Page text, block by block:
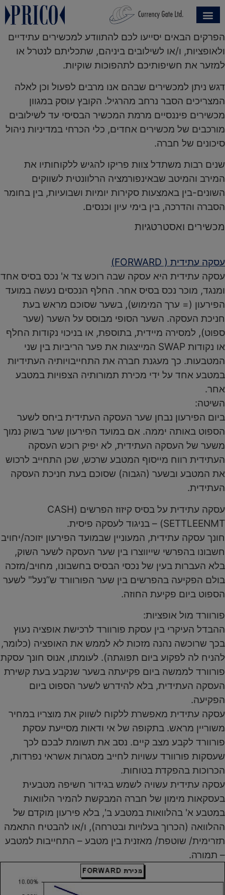
הפרקים הבאים יסייעו לכם להתוודע למכשירים עתידיים
ולאופציות, ו/או לשילובים ביניהם, שתכליתם לנטרל או
למזער את חשיפותיכם לתהפוכות שוקיות.
דגש ניתן למכשירים שבהם אנו מרבים לפעול וכן לאלה
המצריכים הסבר נרחב מהרגיל. הקובץ עוסק במגוון
מכשירים פיננסיים מרמת המכשיר הבסיסי עד לשילובים
מורכבים של מכשירים אחדים, כלי הכרחי במדיניות ניהול
סיכונים של חברה.
שנים רבות משתדל צוות פריקו להגיש ללקוחותיו את
המירב והמיטב שבאינפורמציה הרלוונטית לשווקים
השונים-בין באמצעות סקירות יומיות ושבועיות, בין בחומר
הסברה והדרכה, בין בימי עיון וכנסים.
מכשירים ואסטרטגיות
עסקה עתידית ( FORWARD)
עסקה עתידית היא עסקה שבה רוכש צד א' נכס בסיס אחד
ומנגד, מוכר נכס בסיס אחר. החלף הנכסים נעשה במועד
הפירעון (= ערך המימוש), בשער שסוכם מראש בעת
חניכת העסקה. השער הסופי מבוסס על השער (שער
ספוט), למסירה מיידית, בתוספת, או בניכוי נקודות החלף
או נקודות SWAP המייצגות את פער הריביות בין שני
המטבעות. כך מעגנת חברה את התחייבויותיה העתידיות
במטבע אחד על ידי מכירת תמורותיה הצפויות במטבע
אחר.
השיטה:
ביום הפירעון נבחן שער העסקה העתידית ביחס לשער
הספוט באותה יממה. אם במועד הפירעון שער בשוק נמוך
משער של העסקה העתידית, לא יפיק רוכש העסקה
העתידית רווח מייסוף המטבע שרכש, שכן התחייב לרכוש
את המטבע ובשער (הגבוה) שסוכם בעת חניכת העסקה
העתידית.
עסקה עתידית על בסיס קיזוז הפרשים (CASH
SETTLEENMT) – בניגוד לעסקה פיסית.
חונך עסקה עתידית, המעוניין שבמועד הפירעון יזוכה/יחויב
חשבונו בהפרשי שייווצרו בין שער העסקה לשער השוק,
בלא העברות בעין של נכסי הבסיס בחשבונו, מחויב/מזכה
בולם הפקיעה בהפרשים בין שער הפורוורד ש”נעל" לשער
הספוט ביום פקיעת החוזה.
פורוורד מול אופציות:
ההבדל העיקרי בין עסקת פורוורד לרכישת אופציה נעוץ
בכך שרוכשה נהנה מזכות לא לממש את האופציה (כלומר,
להניח לה לפקוע ביום תפוגתה). לעומתו, אנוס חונך עסקת
פורוורד לממשה ביום פקיעתה בשער שנקבע בעת קשירת
העסקה העתידית, בלא להידרש לשער הספוט ביום
הפקיעה.
עסקה עתידית מאפשרת ללקוח לשווק את מוצריו במחיר
משוריין מראש. בתקופה של אי ודאות מסייעת עסקת
פורוורד לקבע מצב קיים. נסב את תשומת לבכם לכך
שעסקות פורוורד עשויות לחייב מסגרות אשראי נפרדות,
הכרוכות בהפקדת בטוחות.
עסקה עתידית עשויה לשמש בגידור חשיפה מטבעית
בעסקאות מימון של חברה המבקשת להמיר הלוואות
במטבע א' בהלוואות במטבע ב', בלא פירעון מוקדם של
ההלוואה (הכרוך בעלויות ובטרחה), ו/או להבטיח התאמה
תזרימית/ שוטפת/ מאזנית בין מטבע – התחייבות למטבע
– תמורה.